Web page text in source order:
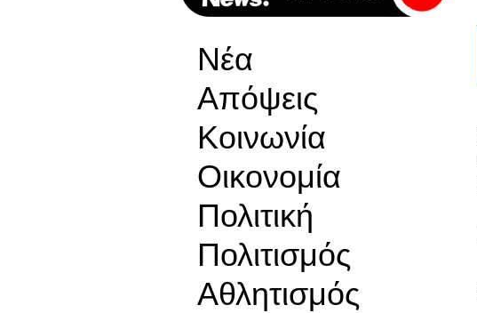
Νέα
Απόψεις
Κοινωνία
Οικονομία
Πολιτική
Πολιτισμός
Αθλητισμός